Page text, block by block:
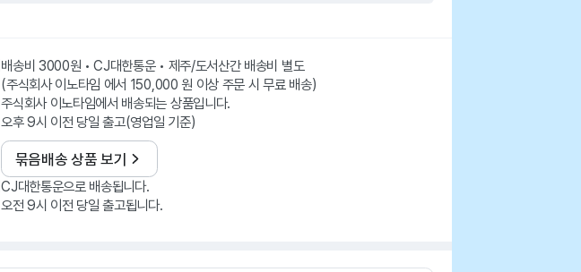
배송비 3000원 • CJ대한통운 • 제주/도서산간 배송비 별도
(주식회사 이노타임 에서 150,000 원 이상 주문 시 무료 배송)
주식회사 이노타임에서 배송되는 상품입니다.
오후 9시 이전 당일 출고(영업일 기준)
묶음배송 상품 보기
CJ대한통운으로 배송됩니다.
오전 9시 이전 당일 출고됩니다.